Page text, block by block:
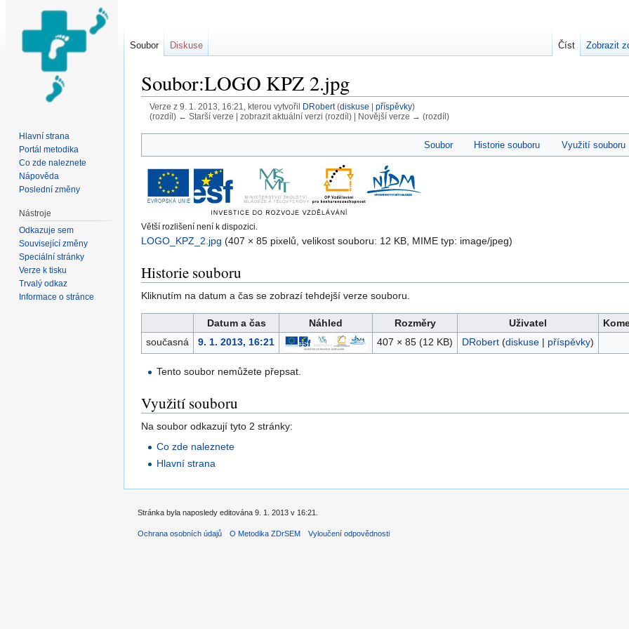
Soubor:LOGO KPZ 2.jpg
Verze z 9. 1. 2013, 16:21, kterou vytvořil DRobert (diskuse příspěvky)
(rozdíl) ← Starší verze | zobrazit aktuální verzi (rozdíl) | Novější verze → (rozdíl)
Soubor Historie souboru Využití souboru
Větší rozlišení není k dispozici.
LOGO_KPZ_2.jpg (407 × 85 pixelů, velikost souboru: 12 KB, MIME typ: image/jpeg)
Historie souboru
Kliknutím na datum a čas se zobrazí tehdejší verze souboru.
Datum a čas Náhled Rozměry Uživatel
současná
9. 1. 2013, 16:21 407 × 85 (12 KB) DRobert (diskuse| příspěvky)
Tento soubor nemůžete přepsat.
Využití souboru
Na soubor odkazují tyto 2 stránky:
Co zde naleznete
Hlavní strana
Soubor Diskuse Číst Zobrazit
Hlavní strana
Portál metodika
Co zde naleznete
Nápověda
Poslední změny
Nástroje
Odkazuje sem
Související změny
Speciální stránky
Verze k tisku
Trvalý odkaz
Informace o stránce
Stránka byla naposledy editována 9. 1. 2013 v 16:21.
Ochrana osobních údajů O Metodika ZDrSEM Vyloučení odpovědnosti